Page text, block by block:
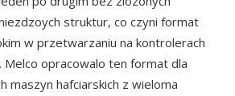
struktur, co czyni format
w przetwarzaniu na kontrolerach
Melco opracowalo ten format dla
maszyn hafciarskich z wieloma